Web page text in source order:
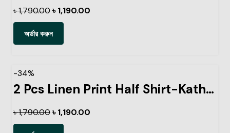
৳1,790.00 ৳1,190.00
অর্ডার করুন
-34%
2 Pcs Linen Print Half Shirt-Kathal+Pest
৳1,790.00 ৳1,190.00